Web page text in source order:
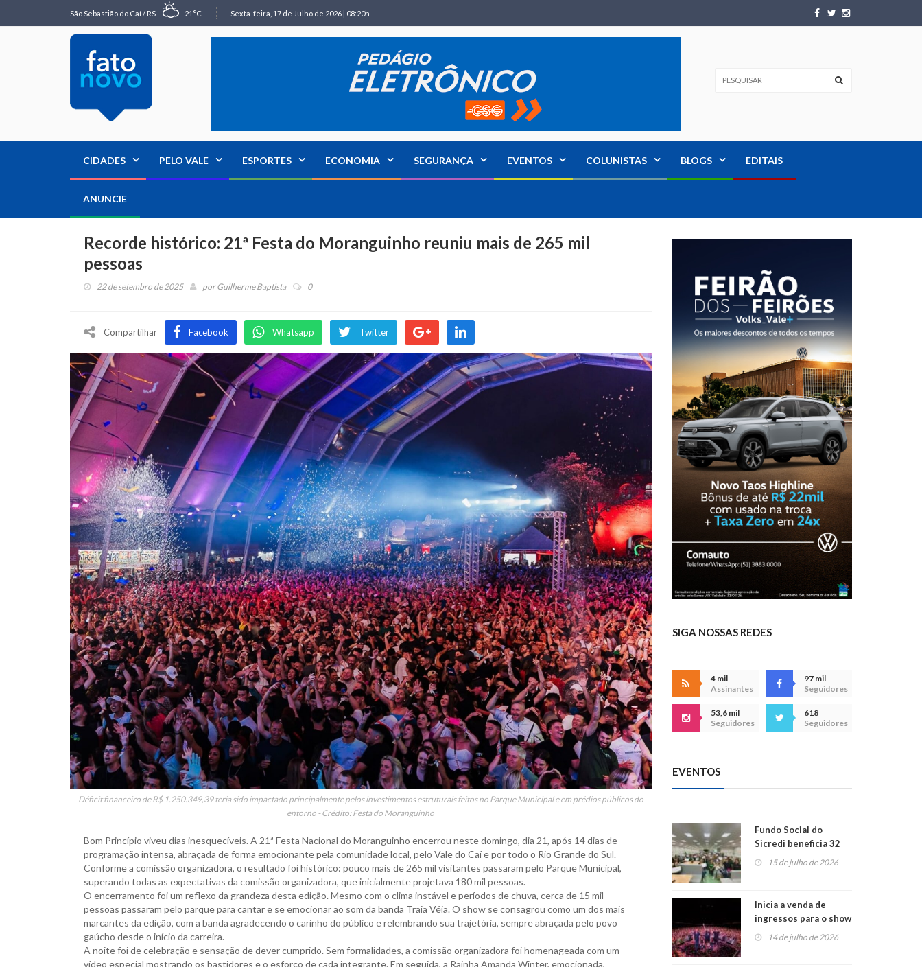
São Sebastião do Caí / RS 21°C Sexta-feira, 17 de Julho de 2026 | 08:20h
CIDADES PELO VALE ESPORTES ECONOMIA SEGURANÇA EVENTOS COLUNISTAS BLOGS EDITAIS
ANUNCIE
Recorde histórico: 21ª Festa do Moranguinho reuniu mais de 265 mil
pessoas
22 de setembro de 2025 porGuilherme Baptista 0
Compartilhar Facebook Whatsapp Twitter
Déficit financeiro de R$ 1.250.349,39 teria sido impactado principalmente pelos investimentos estruturais feitos no Parque Municipal e em prédios públicos do
entorno - Crédito: Festa do Moranguinho
Bom Princípio viveu dias inesquecíveis. A 21ª Festa Nacional do Moranguinho encerrou neste domingo, dia 21, após 14 dias de
programação intensa, abraçada de forma emocionante pela comunidade local, pelo Vale do Caí e por todo o Rio Grande do Sul.
Conforme a comissão organizadora, o resultado foi histórico: pouco mais de 265 mil visitantes passaram pelo Parque Municipal,
superando todas as expectativas da comissão organizadora, que inicialmente projetava 180 mil pessoas.
O encerramento foi um reflexo da grandeza desta edição. Mesmo com o clima instável e períodos de chuva, cerca de 15 mil
pessoas passaram pelo parque para cantar e se emocionar ao som da banda Traia Véia. O show se consagrou como um dos mais
marcantes da edição, com a banda agradecendo o carinho do público e relembrando sua trajetória, sempre abraçada pelo povo
gaúcho desde o início da carreira.
A noite foi de celebração e sensação de dever cumprido. Sem formalidades, a comissão organizadora foi homenageada com um
vídeo especial mostrando os bastidores e o esforço de cada integrante. Em seguida, a Rainha Amanda Winter, emocionada,
SIGA NOSSAS REDES
4 mil
Assinantes
97 mil
Seguidores
53,6 mil
Seguidores
618
Seguidores
EVENTOS
Fundo Social do
Sicredi beneficia 32
projetos em
15 de julho de 2026
Inicia a venda de
ingressos para o show
do Jota Quest nos 45
anos da Sicredi Ouro
14 de julho de 2026